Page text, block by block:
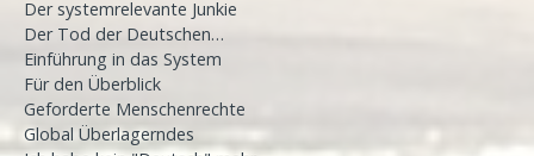
Der systemrelevante Junkie
Der Tod der Deutschen…
Einführung in das System
Für den Überblick
Geforderte Menschenrechte
Global Überlagerndes